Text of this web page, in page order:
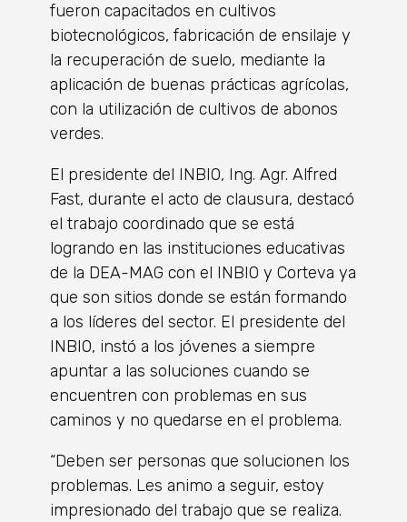
fueron capacitados en cultivos
biotecnológicos, fabricación de ensilaje y
la recuperación de suelo, mediante la
aplicación de buenas prácticas agrícolas,
con la utilización de cultivos de abonos
verdes.
El presidente del INBIO, Ing. Agr. Alfred
Fast, durante el acto de clausura, destacó
el trabajo coordinado que se está
logrando en las instituciones educativas
de la DEA-MAG con el INBIO y Corteva ya
que son sitios donde se están formando
a los líderes del sector. El presidente del
INBIO, instó a los jóvenes a siempre
apuntar a las soluciones cuando se
encuentren con problemas en sus
caminos y no quedarse en el problema.
“Deben ser personas que solucionen los
problemas. Les animo a seguir, estoy
impresionado del trabajo que se realiza.